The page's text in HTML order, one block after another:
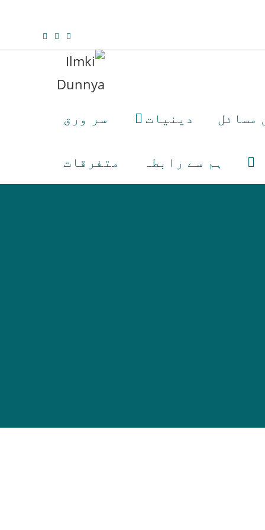
سر ورق دینیات مسائل
متفرقات ہم سے رابطہ Toggle